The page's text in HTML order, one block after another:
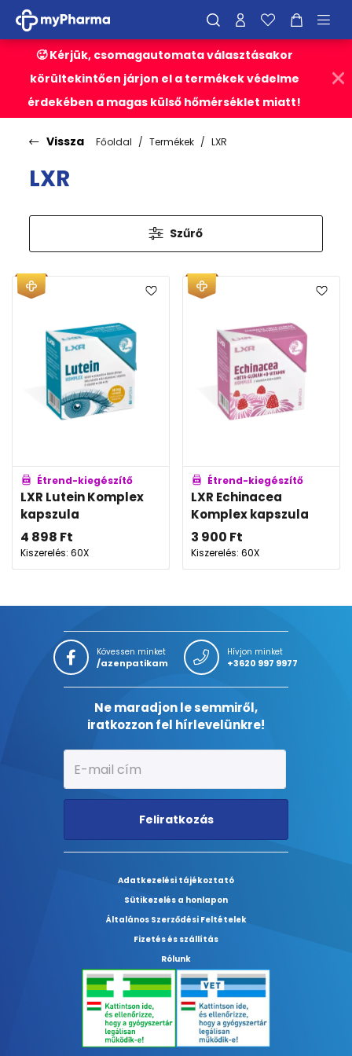
🥵 Kérjük, csomagautomata választásakor
körültekintően járjon el a termékek védelme
érdekében a magas külső hőmérséklet miatt!
Vissza Főoldal Termékek LXR
LXR
Szűrő
Étrend-kiegészítő
LXR Lutein Komplex
kapszula
4 898 Ft
Kiszerelés: 60X
Étrend-kiegészítő
LXR Echinacea
Komplex kapszula
3 900 Ft
Kiszerelés: 60X
Kövessen minket
/azenpatikam
Hívjon minket
+3620 997 9977
Ne maradjon le semmiről,
iratkozzon fel hírlevelünkre!
Feliratkozás
Adatkezelési tájékoztató
Sütikezelés a honlapon
Általános Szerződési Feltételek
Fizetés és szállítás
Rólunk